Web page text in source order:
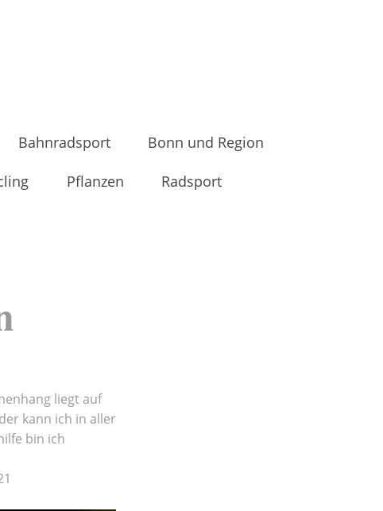
Bahnradsport Bonn und Region
Pflanzen Radsport
liegt auf
kann ich in aller
bin ich